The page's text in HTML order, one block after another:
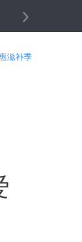
和红十字会会谈
滋补季